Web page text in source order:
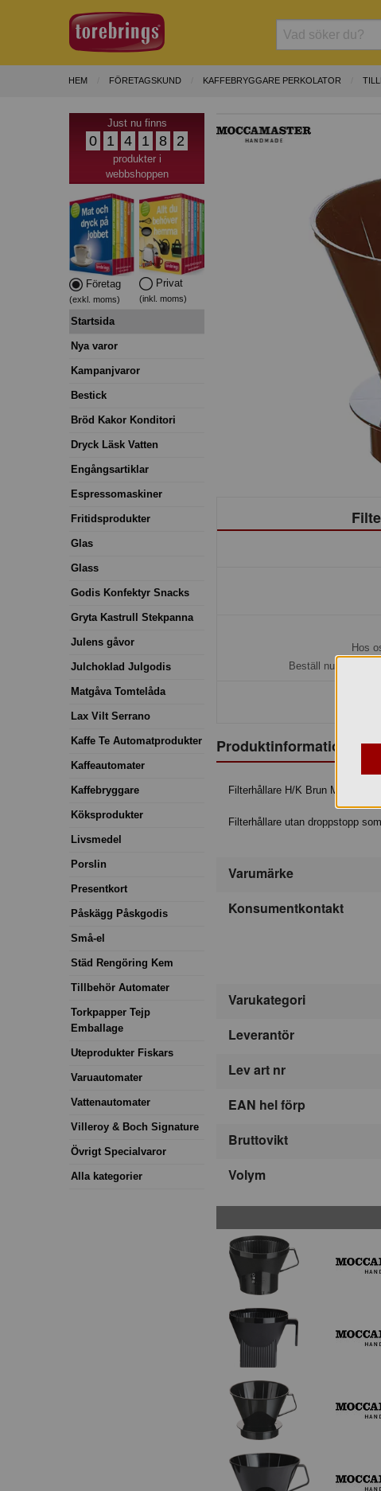
HEM FÖRETAGSKUND KAFFEBRYGGARE PERKOLATOR
Just nu finns
0 1 4 1 8 2
produkter i
webbshoppen
Företag
(exkl. moms)
Privat
(inkl. moms)
Startsida
Nya varor
Kampanjvaror
Bestick
Bröd Kakor Konditori
Dryck Läsk Vatten
Engångsartiklar
Espressomaskiner
Fritidsprodukter
Glas
Glass
Godis Konfektyr Snacks
Gryta Kastrull Stekpanna
Julens gåvor
Julchoklad Julgodis
Matgåva Tomtelåda
Lax Vilt Serrano
Kaffe Te Automatprodukter
Kaffeautomater
Kaffebryggare
Köksprodukter
Livsmedel
Porslin
Presentkort
Påskägg Påskgodis
Små-el
Städ Rengöring Kem
Tillbehör Automater
Torkpapper Tejp
Emballage
Uteprodukter Fiskars
Varuautomater
Vattenautomater
Villeroy & Boch Signature
Övrigt Specialvaror
Alla kategorier
Hos
Beställ nu så
Produktinformation
Filterhållare H/K Brun
Filterhållare utan droppstopp
Varumärke
Konsumentkontakt
Varukategori
Leverantör
Lev art nr
EAN hel förp
Bruttovikt
Volym